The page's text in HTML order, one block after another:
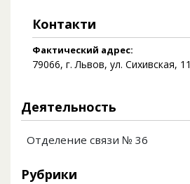
Контакти
Фактический адрес:
79066, г. Львов, ул. Сихивская, 11
Деятельность
Отделение связи № 36
Рубрики